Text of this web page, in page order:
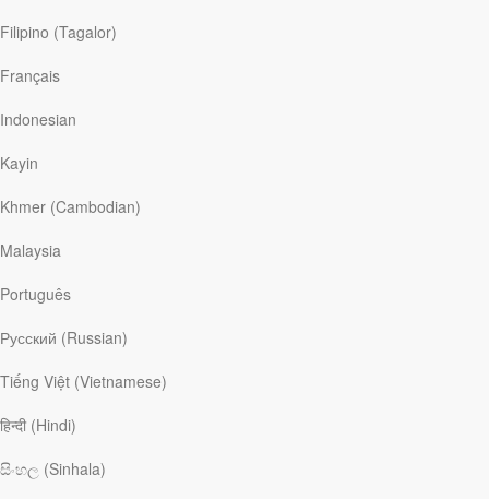
Filipino (Tagalor)
Français
Indonesian
Kayin
Khmer (Cambodian)
Malaysia
Português
Русский (Russian)
Tiếng Việt (Vietnamese)
हिन्दी (Hindi)
සිංහල (Sinhala)
«Я не осуждаю тебя»
«Веруй в Господа Иисуса Христа, и спасен будешь ты и весь дом
Если бы вас спросили, хотите ли вы, чтобы ваши близкие получили
утвердительно. Но что бы вы ответили на такой вопрос: «Желаете
любые средства для того, чтобы привести их к покаянию?»
Я долгое время молилась о спасении души своей матери,
И мне начало казаться, что Бог меня не слышит.
сознания. Приехала скорая. Врач сказал, что это инсульт. Потекли
нездравомыслящая… Разве об этом я просила Бога? Мама – как
поить из ложечки. Неужели, это и есть ответ на мои молитвы? А как
познать истину? Но тихий Божий голос говорил: «Доверь эту